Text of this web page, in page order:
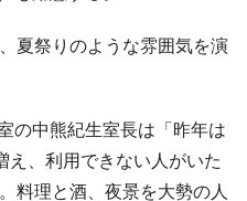
夏祭りのような雰囲気を演
の中熊紀生室長は「昨年は
え、利用できない人がいた
料理と酒、夜景を大勢の人